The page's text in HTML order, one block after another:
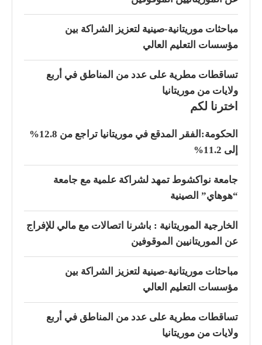
مباحثات موريتانية-صينية لتعزيز الشراكة بين
مؤسسات التعليم العالي
تساقطات مطرية على عدد من المناطق في أربع
ولايات من موريتانيا
اخترنا لكم
الحكومة:الفقر المدقع في موريتانيا تراجع من 12.8%
إلى 11.2%
جامعة نواكشوط تمهد لشراكة علمية مع جامعة
“هوهاي” الصينية
الخارجية الموريتانية : باشرنا اتصالات مع مالي للإفراج
عن الموريتانيين الموقوفين
مباحثات موريتانية-صينية لتعزيز الشراكة بين
مؤسسات التعليم العالي
تساقطات مطرية على عدد من المناطق في أربع
ولايات من موريتانيا